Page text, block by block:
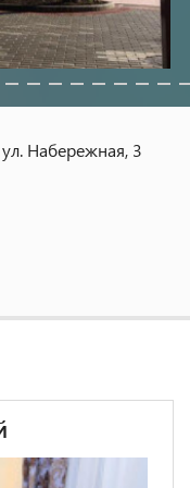
Набережная, 3